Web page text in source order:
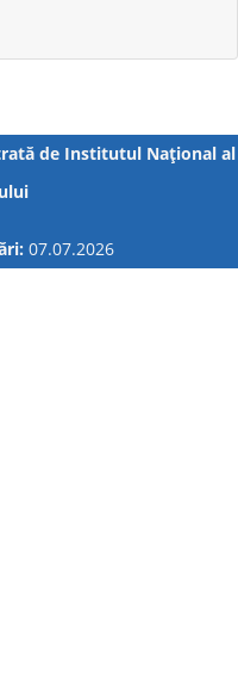
de Institutul Național al
07.07.2026